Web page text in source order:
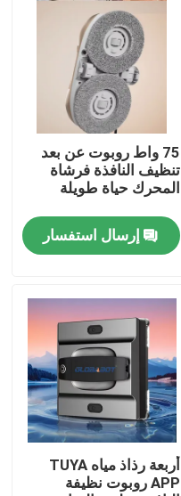
75 واط روبوت عن بعد
تنظيف النافذة فرشاة
المحرك حياة طويلة
إرسال استفسار
أربعة رذاذ مياه TUYA
APP روبوت نظيفة